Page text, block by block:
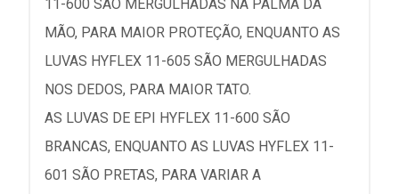
11-600 SÃO MERGULHADAS NA PALMA DA
MÃO, PARA MAIOR PROTEÇÃO, ENQUANTO AS
LUVAS HYFLEX 11-605 SÃO MERGULHADAS
NOS DEDOS, PARA MAIOR TATO.
AS LUVAS DE EPI HYFLEX 11-600 SÃO
BRANCAS, ENQUANTO AS LUVAS HYFLEX 11-
601 SÃO PRETAS, PARA VARIAR A